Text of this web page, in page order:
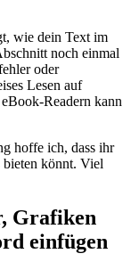
wie dein Text im
noch einmal
oder
Lesen auf⁤
Readern kann
hoffe ich, dass ihr
bieten könnt. Viel
Grafiken
einfügen